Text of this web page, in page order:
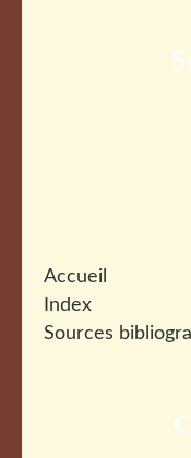
Accueil
Index
Sources